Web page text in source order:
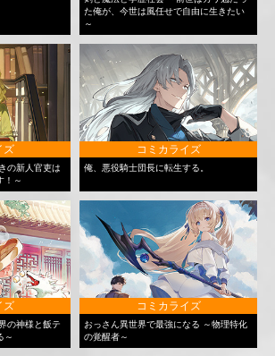
た俺が、今世は風任せで自由に生きたい
～
ズ
の新人官吏は
！～
コミカライズ
俺、悪役騎士団長に転生する。
ズ
の神様と飯テ
～
コミカライズ
おっさん異世界で最強になる ～物理特化
の覚醒者～